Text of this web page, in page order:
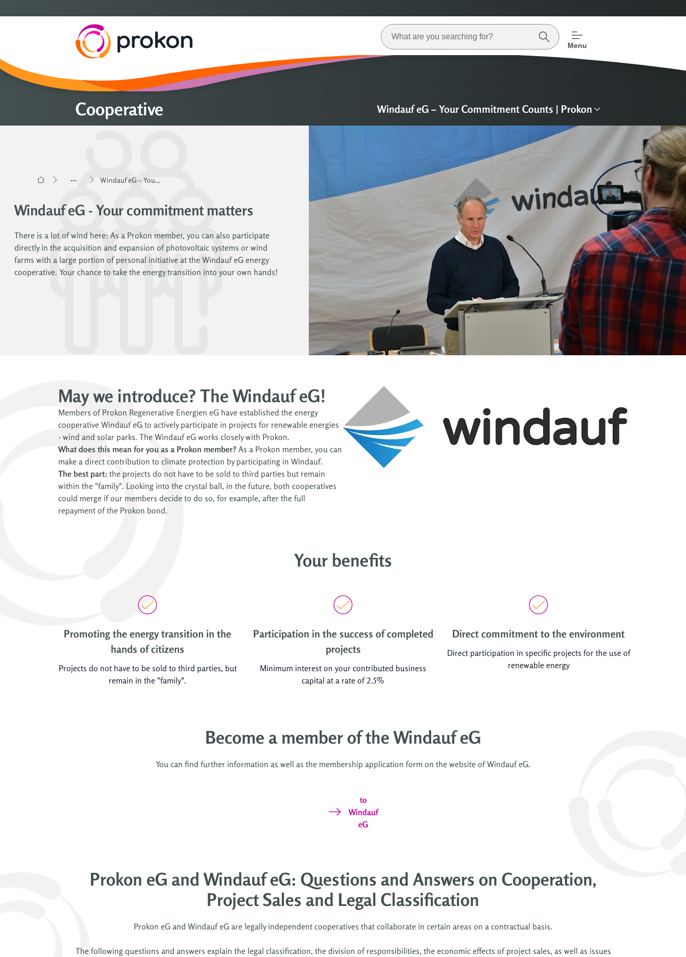
Menu
Cooperative Windauf eG – Your Commitment Counts | Prokon
... Windauf eG – Your Commitment Counts | Prokon
Windauf eG - Your commitment matters
There is a lot of wind here: As a Prokon member, you can also participate
directly in the acquisition and expansion of photovoltaic systems or wind
farms with a large portion of personal initiative at the Windauf eG energy
cooperative. Your chance to take the energy transition into your own hands!
May we introduce? The Windauf eG!
Members of Prokon Regenerative Energien eG have established the energy
cooperative Windauf eG to actively participate in projects for renewable energies
- wind and solar parks. The Windauf eG works closely with Prokon.
What does this mean for you as a Prokon member? As a Prokon member, you can
make a direct contribution to climate protection by participating in Windauf.
The best part: the projects do not have to be sold to third parties but remain
within the "family". Looking into the crystal ball, in the future, both cooperatives
could merge if our members decide to do so, for example, after the full
repayment of the Prokon bond.
Your benefits
Promoting the energy transition in the
hands of citizens
Projects do not have to be sold to third parties, but
remain in the "family".
Participation in the success of completed
projects
Minimum interest on your contributed business
capital at a rate of 2.5%
Direct commitment to the environment
Direct participation in specific projects for the use of
renewable energy
Become a member of the Windauf eG
You can find further information as well as the membership application form on the website of Windauf eG.
to
Windauf
eG
Prokon eG and Windauf eG: Questions and Answers on Cooperation,
Project Sales and Legal Classification
Prokon eG and Windauf eG are legally independent cooperatives that collaborate in certain areas on a contractual basis.
The following questions and answers explain the legal classification, the division of responsibilities, the economic effects of project sales, as well as issues